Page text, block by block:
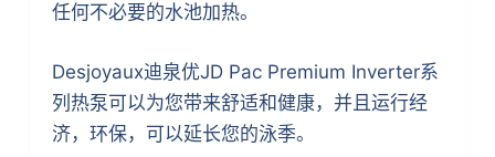
任何不必要的水池加热。
Desjoyaux迪泉优JD Pac Premium Inverter系
列热泵可以为您带来舒适和健康，并且运行经
济，环保，可以延长您的泳季。